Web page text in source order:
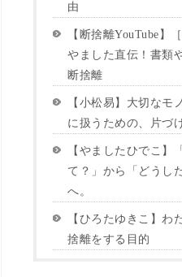
由
【断捨離YouTube】
やました直伝！書類
断捨離
【小松易】大切なモ
に扱うための、片づ
【やましたひでこ】
て？」から「どうし
へ。
【ひろたゆきこ】わ
捨離をする目的